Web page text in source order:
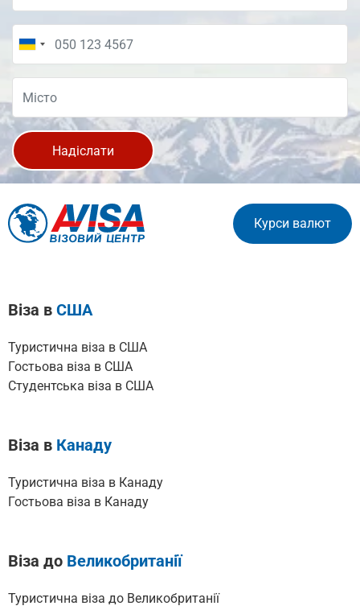
Надіслати
Курси валют
Віза в США
Туристична віза в США
Гостьова віза в США
Cтудентська віза в США
Віза в Канаду
Туристична віза в Канаду
Гостьова віза в Канаду
Віза до Великобританії
Туристична віза до Великобританії